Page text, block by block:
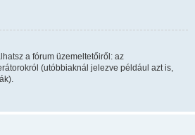
a fórum üzemeltetőiről: az
(utóbbiaknál jelezve például azt is,